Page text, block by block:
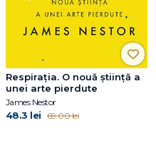
Respirația. O nouă știință a
unei arte pierdute
James Nestor
48.3 lei 69.00 lei